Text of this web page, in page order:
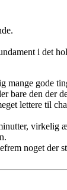
i det
mange gode
bare den der
lettere til
virkelig
noget der